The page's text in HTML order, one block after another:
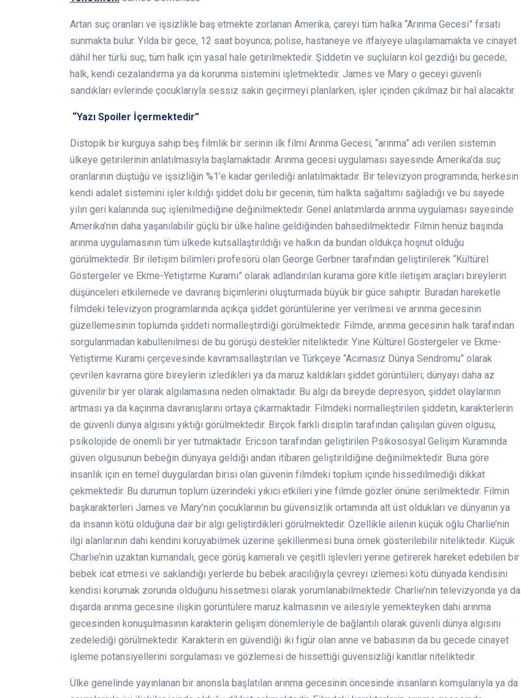
Artan suç oranları ve işsizlikle baş etmekte zorlanan Amerika, çareyi tüm halka “Arınma Gecesi” fırsatı
sunmakta bulur. Yılda bir gece, 12 saat boyunca; polise, hastaneye ve itfaiyeye ulaşılamamakta ve cinayet
dâhil her türlü suç, tüm halk için yasal hale getirilmektedir. Şiddetin ve suçluların kol gezdiği bu gecede;
halk, kendi cezalandırma ya da korunma sistemini işletmektedir. James ve Mary o geceyi güvenli
sandıkları evlerinde çocuklarıyla sessiz sakin geçirmeyi planlarken, işler içinden çıkılmaz bir hal alacaktır.
“Yazı Spoiler İçermektedir”
Distopik bir kurguya sahip beş filmlik bir serinin ilk filmi Arınma Gecesi; “arınma” adı verilen sistemin
ülkeye getirilerinin anlatılmasıyla başlamaktadır. Arınma gecesi uygulaması sayesinde Amerika’da suç
oranlarının düştüğü ve işsizliğin %1’e kadar gerilediği anlatılmaktadır. Bir televizyon programında; herkesin
kendi adalet sistemini işler kıldığı şiddet dolu bir gecenin, tüm halkta sağaltımı sağladığı ve bu sayede
yılın geri kalanında suç işlenilmediğine değinilmektedir. Genel anlatımlarda arınma uygulaması sayesinde
Amerika’nın daha yaşanılabilir güçlü bir ülke haline geldiğinden bahsedilmektedir. Filmin henüz başında
arınma uygulamasının tüm ülkede kutsallaştırıldığı ve halkın da bundan oldukça hoşnut olduğu
görülmektedir. Bir iletişim bilimleri profesörü olan George Gerbner tarafından geliştirilerek “Kültürel
Göstergeler ve Ekme-Yetiştirme Kuramı” olarak adlandırılan kurama göre kitle iletişim araçları bireylerin
düşünceleri etkilemede ve davranış biçimlerini oluşturmada büyük bir güce sahiptir. Buradan hareketle
filmdeki televizyon programlarında açıkça şiddet görüntülerine yer verilmesi ve arınma gecesinin
güzellemesinin toplumda şiddeti normalleştirdiği görülmektedir. Filmde, arınma gecesinin halk tarafından
sorgulanmadan kabullenilmesi de bu görüşü destekler niteliktedir. Yine Kültürel Göstergeler ve Ekme-
Yetiştirme Kuramı çerçevesinde kavramsallaştırılan ve Türkçeye “Acımasız Dünya Sendromu” olarak
çevrilen kavrama göre bireylerin izledikleri ya da maruz kaldıkları şiddet görüntüleri; dünyayı daha az
güvenilir bir yer olarak algılamasına neden olmaktadır. Bu algı da bireyde depresyon, şiddet olaylarının
artması ya da kaçınma davranışlarını ortaya çıkarmaktadır. Filmdeki normalleştirilen şiddetin, karakterlerin
de güvenli dünya algısını yıktığı görülmektedir. Birçok farklı disiplin tarafından çalışılan güven olgusu,
psikolojide de önemli bir yer tutmaktadır. Ericson tarafından geliştirilen Psikososyal Gelişim Kuramında
güven olgusunun bebeğin dünyaya geldiği andan itibaren geliştirildiğine değinilmektedir. Buna göre
insanlık için en temel duygulardan birisi olan güvenin filmdeki toplum içinde hissedilmediği dikkat
çekmektedir. Bu durumun toplum üzerindeki yıkıcı etkileri yine filmde gözler önüne serilmektedir. Filmin
başkarakterleri James ve Mary’nin çocuklarının bu güvensizlik ortamında alt üst oldukları ve dünyanın ya
da insanın kötü olduğuna dair bir algı geliştirdikleri görülmektedir. Özellikle ailenin küçük oğlu Charlie’nin
ilgi alanlarının dahi kendini koruyabilmek üzerine şekillenmesi buna örnek gösterilebilir niteliktedir. Küçük
Charlie’nin uzaktan kumandalı, gece görüş kameralı ve çeşitli işlevleri yerine getirerek hareket edebilen bir
bebek icat etmesi ve saklandığı yerlerde bu bebek aracılığıyla çevreyi izlemesi kötü dünyada kendisini
kendisi korumak zorunda olduğunu hissetmesi olarak yorumlanabilmektedir. Charlie’nin televizyonda ya da
dışarda arınma gecesine ilişkin görüntülere maruz kalmasının ve ailesiyle yemekteyken dahi arınma
gecesinden konuşulmasının karakterin gelişim dönemleriyle de bağlantılı olarak güvenli dünya algısını
zedelediği görülmektedir. Karakterin en güvendiği iki figür olan anne ve babasının da bu gecede cinayet
işleme potansiyellerini sorgulaması ve gözlemesi de hissettiği güvensizliği kanıtlar niteliktedir.
Ülke genelinde yayınlanan bir anonsla başlatılan arınma gecesinin öncesinde insanların komşularıyla ya da